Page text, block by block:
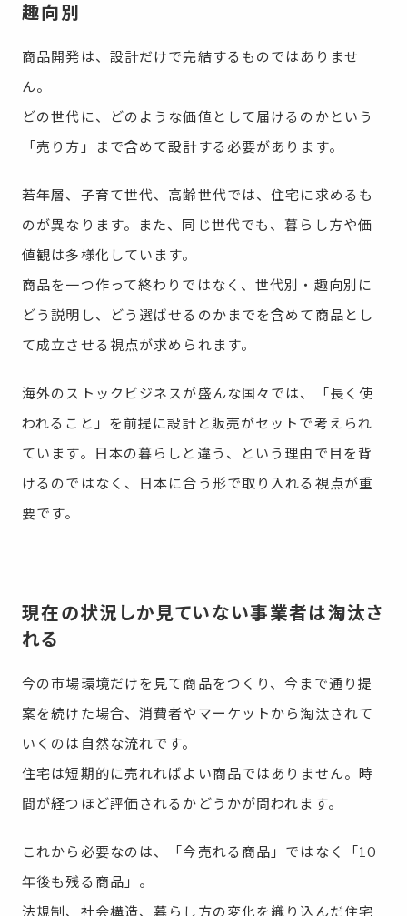
趣向別
商品開発は、設計だけで完結するものではありませ
ん。
どの世代に、どのような価値として届けるのかという
「売り方」まで含めて設計する必要があります。
若年層、子育て世代、高齢世代では、住宅に求めるも
のが異なります。また、同じ世代でも、暮らし方や価
値観は多様化しています。
商品を一つ作って終わりではなく、世代別・趣向別に
どう説明し、どう選ばせるのかまでを含めて商品とし
て成立させる視点が求められます。
海外のストックビジネスが盛んな国々では、「長く使
われること」を前提に設計と販売がセットで考えられ
ています。日本の暮らしと違う、という理由で目を背
けるのではなく、日本に合う形で取り入れる視点が重
要です。
現在の状況しか見ていない事業者は淘汰さ
れる
今の市場環境だけを見て商品をつくり、今まで通り提
案を続けた場合、消費者やマーケットから淘汰されて
いくのは自然な流れです。
住宅は短期的に売れればよい商品ではありません。時
間が経つほど評価されるかどうかが問われます。
これから必要なのは、「今売れる商品」ではなく「10
年後も残る商品」。
法規制、社会構造、暮らし方の変化を織り込んだ住宅